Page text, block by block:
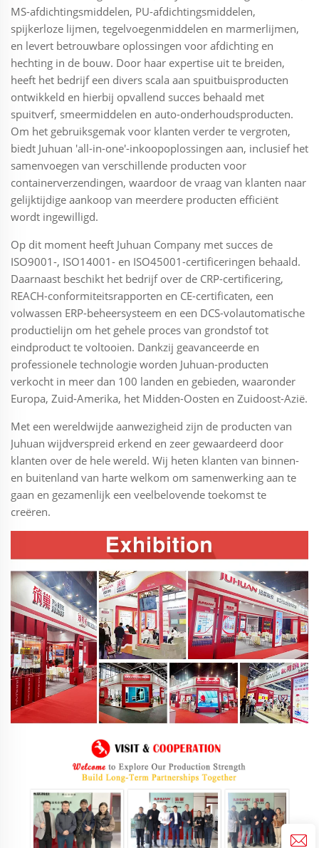
MS-afdichtingsmiddelen, PU-afdichtingsmiddelen,
spijkerloze lijmen, tegelvoegenmiddelen en marmerlijmen,
en levert betrouwbare oplossingen voor afdichting en
hechting in de bouw. Door haar expertise uit te breiden,
heeft het bedrijf een divers scala aan spuitbuisproducten
ontwikkeld en hierbij opvallend succes behaald met
spuitverf, smeermiddelen en auto-onderhoudsproducten.
Om het gebruiksgemak voor klanten verder te vergroten,
biedt Juhuan 'all-in-one'-inkoopoplossingen aan, inclusief het
samenvoegen van verschillende producten voor
containerverzendingen, waardoor de vraag van klanten naar
gelijktijdige aankoop van meerdere producten efficiënt
wordt ingewilligd.
Op dit moment heeft Juhuan Company met succes de
ISO9001-, ISO14001- en ISO45001-certificeringen behaald.
Daarnaast beschikt het bedrijf over de CRP-certificering,
REACH-conformiteitsrapporten en CE-certificaten, een
volwassen ERP-beheersysteem en een DCS-volautomatische
productielijn om het gehele proces van grondstof tot
eindproduct te voltooien. Dankzij geavanceerde en
professionele technologie worden Juhuan-producten
verkocht in meer dan 100 landen en gebieden, waaronder
Europa, Zuid-Amerika, het Midden-Oosten en Zuidoost-Azië.
Met een wereldwijde aanwezigheid zijn de producten van
Juhuan wijdverspreid erkend en zeer gewaardeerd door
klanten over de hele wereld. Wij heten klanten van binnen-
en buitenland van harte welkom om samenwerking aan te
gaan en gezamenlijk een veelbelovende toekomst te
creëren.